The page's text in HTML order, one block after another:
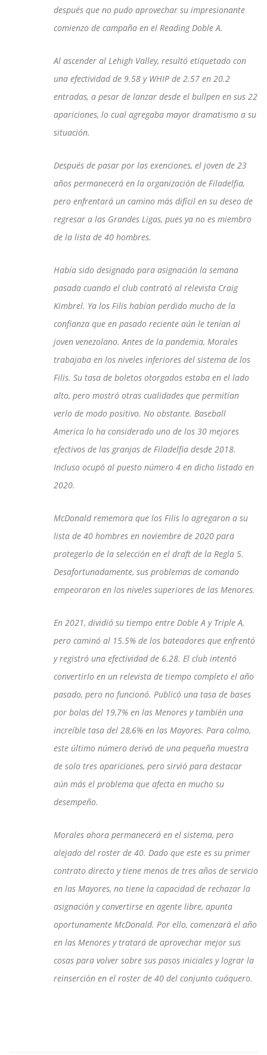
después que no pudo aprovechar su impresionante
comienzo de campaña en el Reading Doble A.
Al ascender al Lehigh Valley, resultó etiquetado con
una efectividad de 9.58 y WHIP de 2.57 en 20.2
entradas, a pesar de lanzar desde el bullpen en sus 22
apariciones, lo cual agregaba mayor dramatismo a su
situación.
Después de pasar por las exenciones, el joven de 23
años permanecerá en la organización de Filadelfia,
pero enfrentará un camino más difícil en su deseo de
regresar a las Grandes Ligas, pues ya no es miembro
de la lista de 40 hombres.
Había sido designado para asignación la semana
pasada cuando el club contrató al relevista Craig
Kimbrel. Ya los Filis habían perdido mucho de la
confianza que en pasado reciente aún le tenían al
joven venezolano. Antes de la pandemia, Morales
trabajaba en los niveles inferiores del sistema de los
Filis. Su tasa de boletos otorgados estaba en el lado
alto, pero mostró otras cualidades que permitían
verlo de modo positivo. No obstante. Baseball
America lo ha considerado uno de los 30 mejores
efectivos de las granjas de Filadelfia desde 2018.
Incluso ocupó al puesto número 4 en dicho listado en
2020.
McDonald rememora que los Filis lo agregaron a su
lista de 40 hombres en noviembre de 2020 para
protegerlo de la selección en el draft de la Regla 5.
Desafortunadamente, sus problemas de comando
empeoraron en los niveles superiores de las Menores.
En 2021, dividió su tiempo entre Doble A y Triple A,
pero caminó al 15.5% de los bateadores que enfrentó
y registró una efectividad de 6.28. El club intentó
convertirlo en un relevista de tiempo completo el año
pasado, pero no funcionó. Publicó una tasa de bases
por bolas del 19,7% en las Menores y también una
increíble tasa del 28,6% en las Mayores. Para colmo,
este último número derivó de una pequeña muestra
de solo tres apariciones, pero sirvió para destacar
aún más el problema que afecta en mucho su
desempeño.
Morales ahora permanecerá en el sistema, pero
alejado del roster de 40. Dado que este es su primer
contrato directo y tiene menos de tres años de servicio
en las Mayores, no tiene la capacidad de rechazar la
asignación y convertirse en agente libre, apunta
oportunamente McDonald. Por ello, comenzará el año
en las Menores y tratará de aprovechar mejor sus
cosas para volver sobre sus pasos iniciales y lograr la
reinserción en el roster de 40 del conjunto cuáquero.